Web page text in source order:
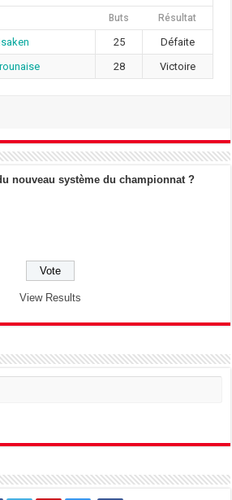
Buts Résultat
25
Défaite
28 Victoire
nouveau système du championnat ?
View Results